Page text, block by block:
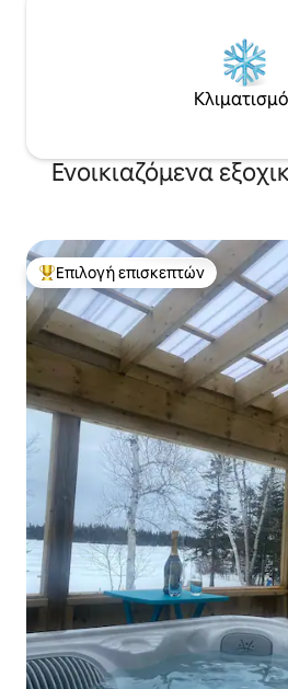
Ενοικιαζόμενα
Κορυφαία επιλογή επισκεπτών
Επιλογή επισκεπτών